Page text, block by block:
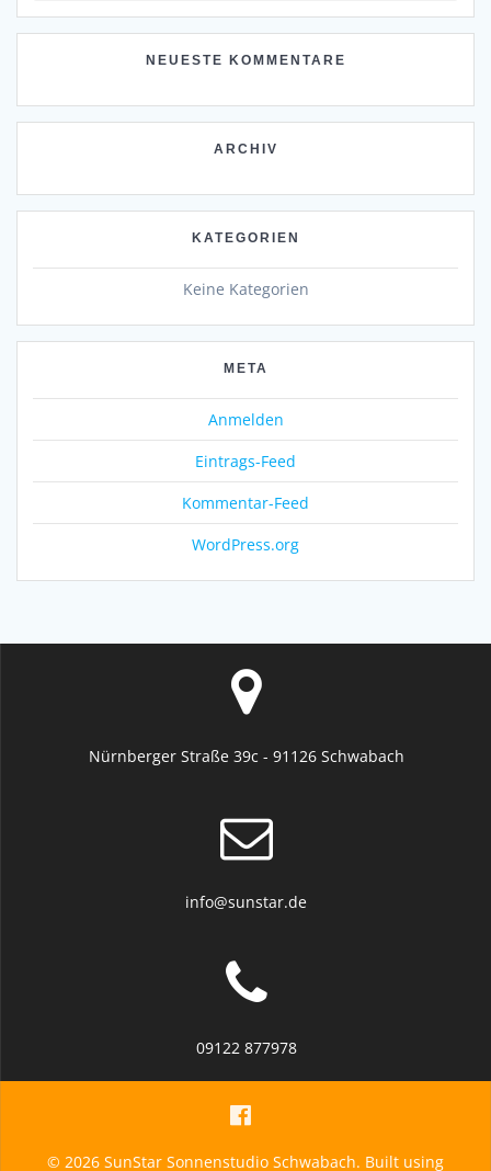
NEUESTE KOMMENTARE
ARCHIV
KATEGORIEN
Keine Kategorien
META
Anmelden
Eintrags-Feed
Kommentar-Feed
WordPress.org
Nürnberger Straße 39c - 91126 Schwabach
info@sunstar.de
09122 877978
© 2026 SunStar Sonnenstudio Schwabach. Built using